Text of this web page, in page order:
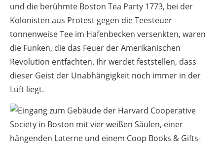
und die berühmte Boston Tea Party 1773, bei der
Kolonisten aus Protest gegen die Teesteuer
tonnenweise Tee im Hafenbecken versenkten, waren
die Funken, die das Feuer der Amerikanischen
Revolution entfachten. Ihr werdet feststellen, dass
dieser Geist der Unabhängigkeit noch immer in der
Luft liegt.